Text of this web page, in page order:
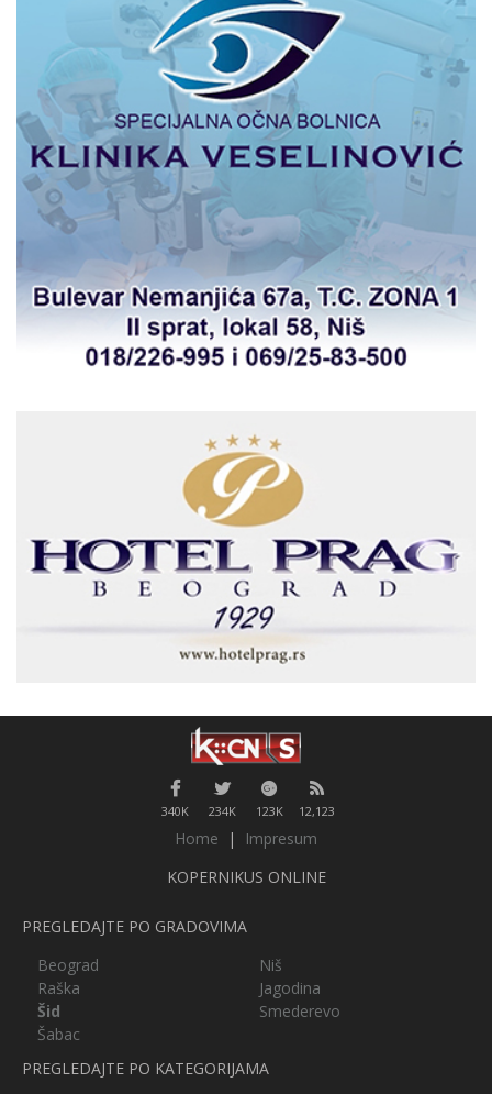
340K 234K 123K 12,123
Home |
Impresum
KOPERNIKUS ONLINE
PREGLEDAJTE PO GRADOVIMA
Beograd
Niš
Raška
Jagodina
Šid
Smederevo
Šabac
PREGLEDAJTE PO KATEGORIJAMA